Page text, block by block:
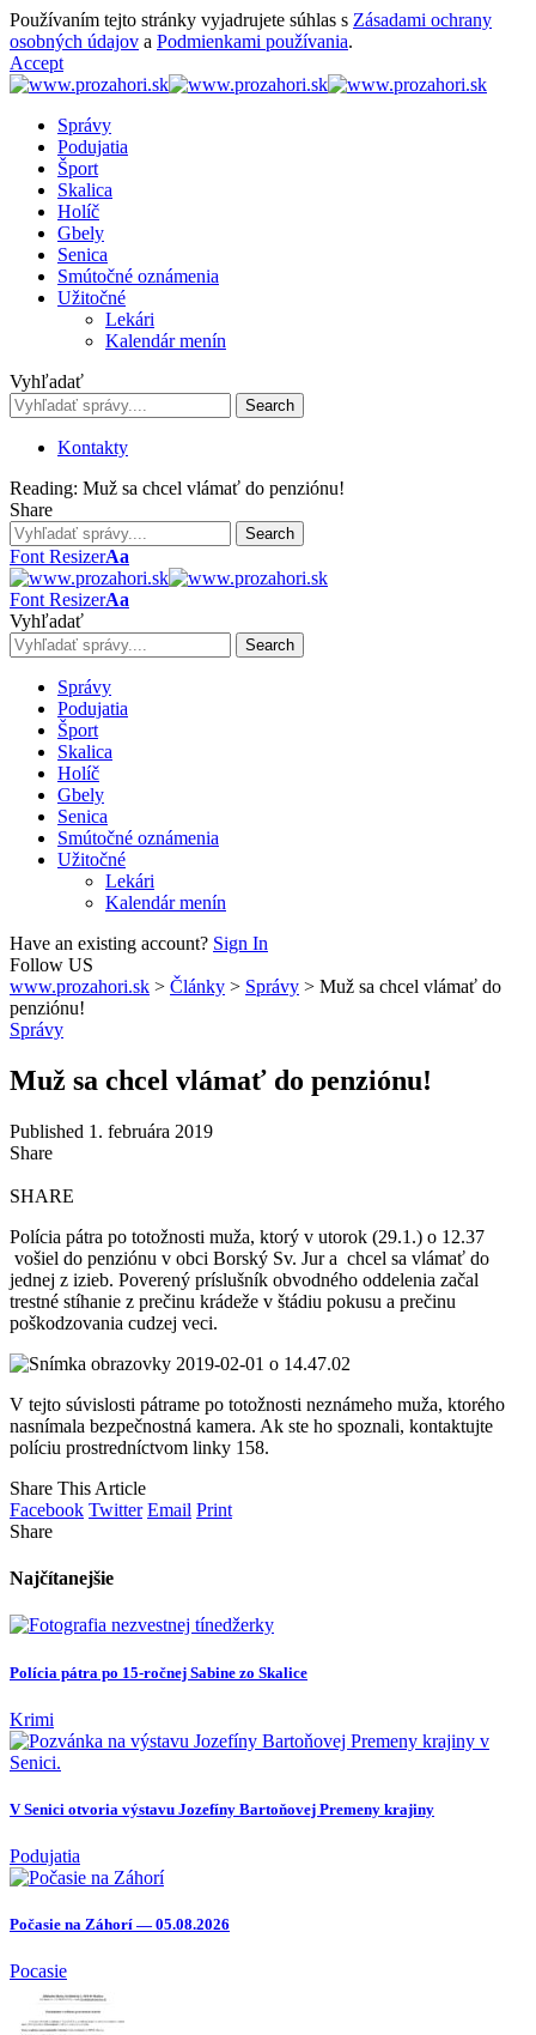
Používaním tejto stránky vyjadrujete súhlas s Zásadami ochrany
osobných údajov a Podmienkami používania.
Accept
Správy
Podujatia
Šport
Skalica
Holíč
Gbely
Senica
Smútočné oznámenia
Užitočné
Lekári
Kalendár menín
Vyhľadať
Kontakty
Reading: Muž sa chcel vlámať do penziónu!
Share
Font ResizerAa
Font ResizerAa
Vyhľadať
Správy
Podujatia
Šport
Skalica
Holíč
Gbely
Senica
Smútočné oznámenia
Užitočné
Lekári
Kalendár menín
Have an existing account? Sign In
Follow US
www.prozahori.sk > Články > Správy > Muž sa chcel vlámať do
penziónu!
Správy
Muž sa chcel vlámať do penziónu!
Published 1. februára 2019
Share
SHARE
Polícia pátra po totožnosti muža, ktorý v utorok (29.1.) o 12.37
vošiel do penziónu v obci Borský Sv. Jur a chcel sa vlámať do
jednej z izieb. Poverený príslušník obvodného oddelenia začal
trestné stíhanie z prečinu krádeže v štádiu pokusu a prečinu
poškodzovania cudzej veci.
V tejto súvislosti pátrame po totožnosti neznámeho muža, ktorého
nasnímala bezpečnostná kamera. Ak ste ho spoznali, kontaktujte
políciu prostredníctvom linky 158.
Share This Article
Facebook Twitter Email Print
Share
Najčítanejšie
Polícia pátra po 15-ročnej Sabine zo Skalice
Krimi
V Senici otvoria výstavu Jozefíny Bartoňovej Premeny krajiny
Podujatia
Počasie na Záhorí — 05.08.2026
Pocasie